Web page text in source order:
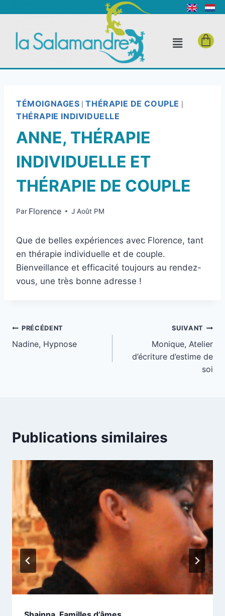
TÉMOIGNAGES |THÉRAPIE DE COUPLE
THÉRAPIE INDIVIDUELLE
ANNE, THÉRAPIE
INDIVIDUELLE ET
THÉRAPIE DE COUPLE
Par Florence J Août PM
Que de belles expériences avec Florence, tant
en thérapie individuelle et de couple.
Bienveillance et efficacité toujours au rendez-
vous, une très bonne adresse !
PRÉCÉDENT
Nadine, Hypnose
SUIVANT
Monique, Atelier
d’écriture d’estime de
soi
Publications similaires